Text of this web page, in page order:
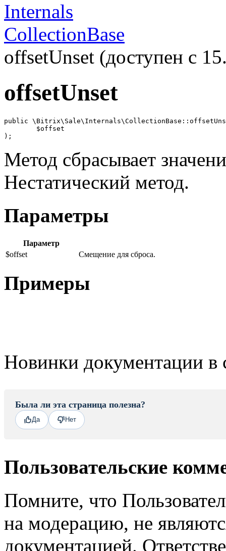
Internals
CollectionBase
offsetUnset (доступен с
offsetUnset
public
);
Метод сбрасывает
Нестатический метод.
Параметры
Параметр
$offset
Смещение для сброса.
Примеры
Новинки документации в
Была ли эта страница полезна?
Да Нет
Пользовательские
Помните, что
на модерацию, не
документацией.